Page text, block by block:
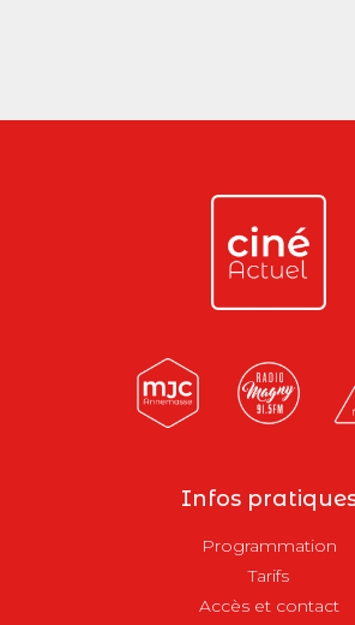
Infos
Programmation
Tarifs
Accès et contact